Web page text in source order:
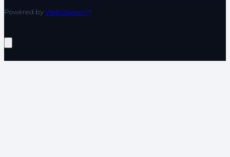
Powered byWebStation™